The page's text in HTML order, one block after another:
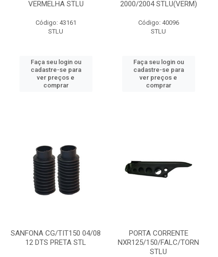
VERMELHA STLU
Código: 43161
STLU
Faça seu login ou
cadastre-se para
ver preços e
comprar
2000/2004 STLU(VERM)
Código: 40096
STLU
Faça seu login ou
cadastre-se para
ver preços e
comprar
SANFONA CG/TIT150 04/08
12 DTS PRETA STL
PORTA CORRENTE
NXR125/150/FALC/TORN
STLU